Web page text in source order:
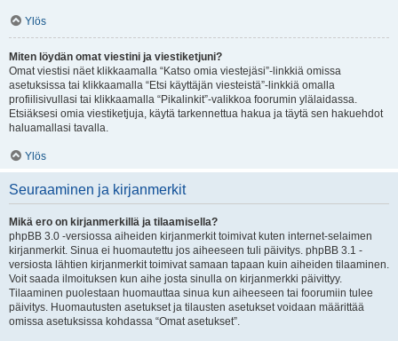
Ylös
Miten löydän omat viestini ja viestiketjuni?
Omat viestisi näet klikkaamalla “Katso omia viestejäsi”-linkkiä omissa
asetuksissa tai klikkaamalla “Etsi käyttäjän viesteistä”-linkkiä omalla
profiilisivullasi tai klikkaamalla “Pikalinkit”-valikkoa foorumin ylälaidassa.
Etsiäksesi omia viestiketjuja, käytä tarkennettua hakua ja täytä sen hakuehdot
haluamallasi tavalla.
Ylös
Seuraaminen ja kirjanmerkit
Mikä ero on kirjanmerkillä ja tilaamisella?
phpBB 3.0 -versiossa aiheiden kirjanmerkit toimivat kuten internet-selaimen
kirjanmerkit. Sinua ei huomautettu jos aiheeseen tuli päivitys. phpBB 3.1 -
versiosta lähtien kirjanmerkit toimivat samaan tapaan kuin aiheiden tilaaminen.
Voit saada ilmoituksen kun aihe josta sinulla on kirjanmerkki päivittyy.
Tilaaminen puolestaan huomauttaa sinua kun aiheeseen tai foorumiin tulee
päivitys. Huomautusten asetukset ja tilausten asetukset voidaan määrittää
omissa asetuksissa kohdassa “Omat asetukset”.